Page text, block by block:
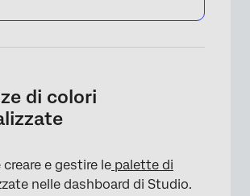
di colori
e gestire le palette di
nelle dashboard di Studio.